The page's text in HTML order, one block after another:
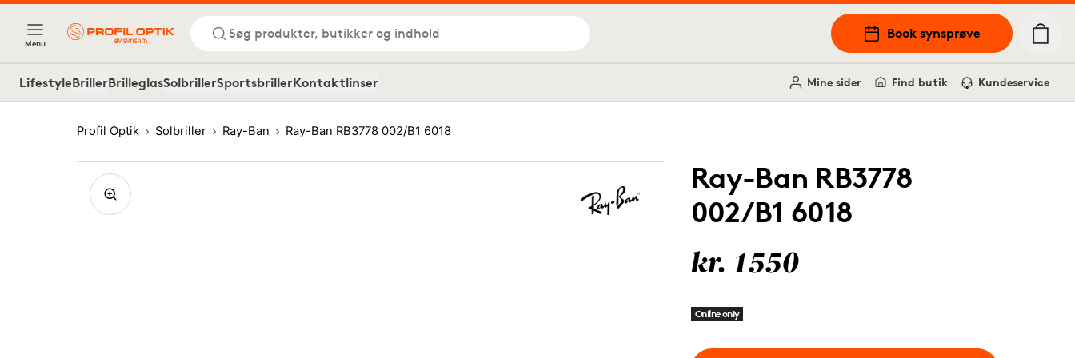
Menu
Søg produkter, butikker og indhold Book synsprøve
LifestyleBrillerBrilleglasSolbrillerSportsbrillerKontaktlinser Mine sider Find butik Kundeservice
Profil Optik Solbriller Ray-Ban Ray-Ban RB3778 002/B1 6018
Ray-Ban RB3778
002/B1 6018
kr. 1550
Online only